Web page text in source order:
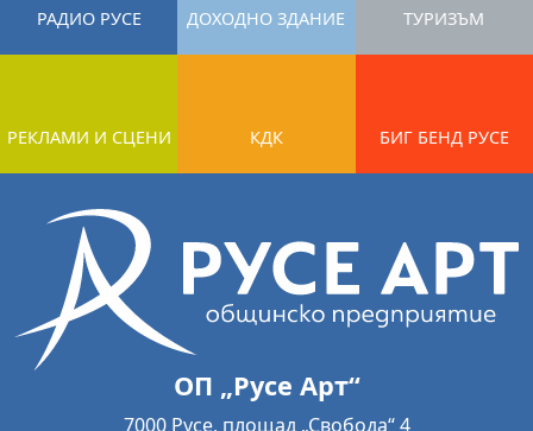
РАДИО РУСЕ ДОХОДНО ЗДАНИЕ ТУРИЗЪМ
РЕКЛАМИ И СЦЕНИ КДК БИГ БЕНД РУСЕ
ОП „Русе Арт“
7000 Русе, площад „Свобода“ 4